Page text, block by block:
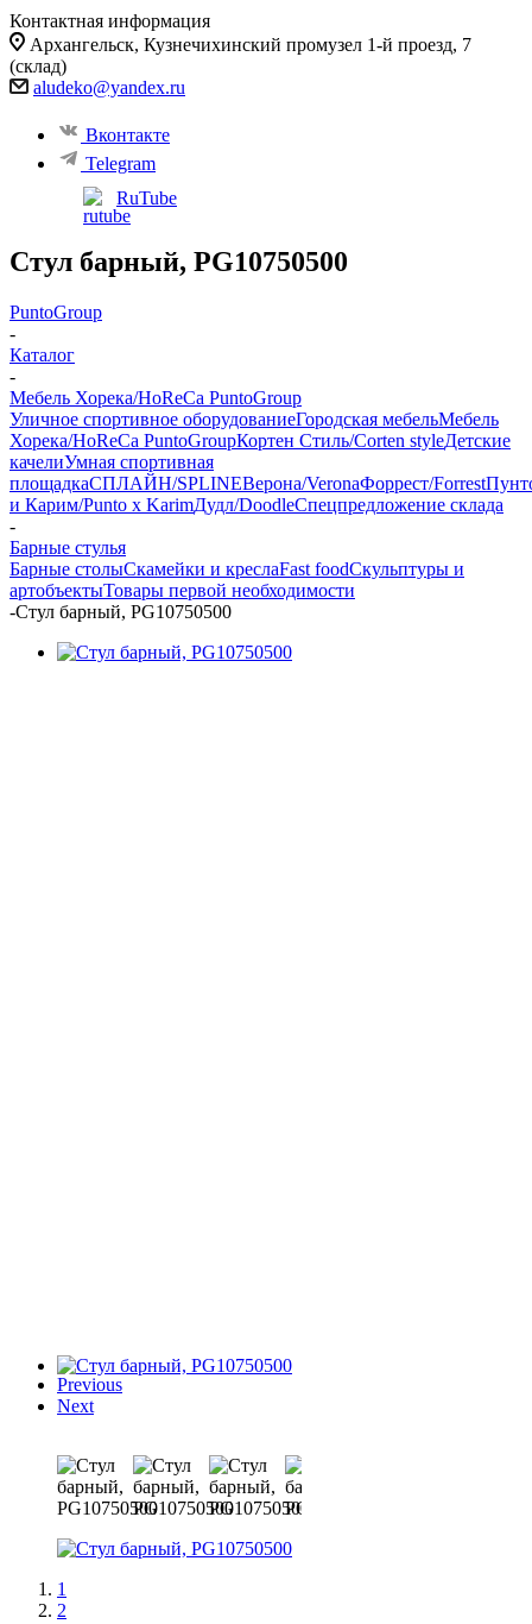
Контактная информация
Архангельск, ​Кузнечихинский промузел 1-й проезд, 7
(склад)
aludeko@yandex.ru
Вконтакте
Telegram
RuTube
Стул барный, PG10750500
PuntoGroup
-
Каталог
-
Мебель Хорека/HoReCa PuntoGroup
Уличное спортивное оборудованиеГородская мебельМебель
Хорека/HoReCa PuntoGroupКортен Стиль/Corten styleДетские
качелиУмная спортивная
площадкаСПЛАЙН/SPLINEВерона/VeronaФоррест/Forrest
и Карим/Punto x KarimДудл/DoodleСпецпредложение склада
-
Барные стулья
Барные столыСкамейки и креслаFast foodСкульптуры и
артобъектыТовары первой необходимости
-Стул барный, PG10750500
Previous
Next
1
2